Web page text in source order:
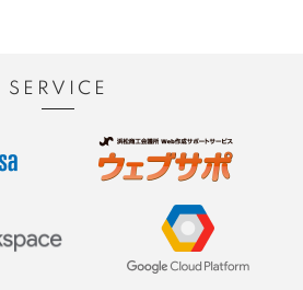
SERVICE